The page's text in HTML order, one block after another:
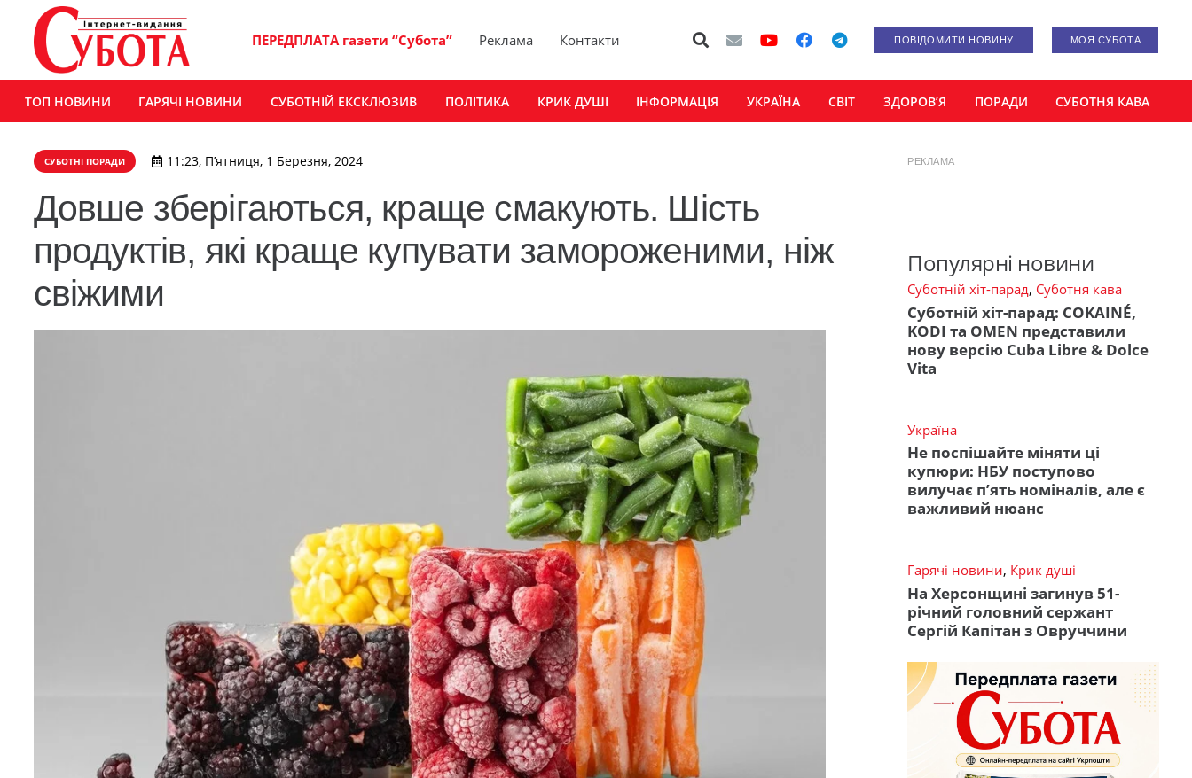
ПЕРЕДПЛАТА газети “Субота” Реклама Контакти ПОВІДОМИТИ НОВИНУ МОЯ СУБОТА
ТОП НОВИНИ ГАРЯЧІ НОВИНИ СУБОТНІЙ ЕКСКЛЮЗИВ ПОЛІТИКА КРИК ДУШІ ІНФОРМАЦІЯ УКРАЇНА СВІТ ЗДОРОВ’Я ПОРАДИ СУБОТНЯ КАВА
СУБОТНІ ПОРАДИ 11:23, П’ятниця, 1 Березня, 2024
Довше зберігаються, краще смакують. Шість
продуктів, які краще купувати замороженими, ніж
свіжими
РЕКЛАМА
Популярні новини
Суботній хіт-парад, Суботня кава
Суботній хіт-парад: COKAINÉ,
KODI та OMEN представили
нову версію Cuba Libre & Dolce
Vita
Україна
Не поспішайте міняти ці
купюри: НБУ поступово
вилучає п’ять номіналів, але є
важливий нюанс
Гарячі новини, Крик душі
На Херсонщині загинув 51-
річний головний сержант
Сергій Капітан з Овруччини